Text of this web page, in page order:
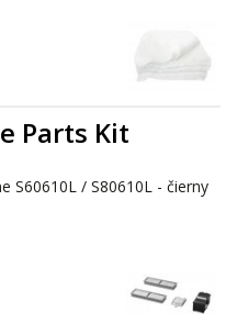
Parts Kit
S60610L / S80610L - čierny